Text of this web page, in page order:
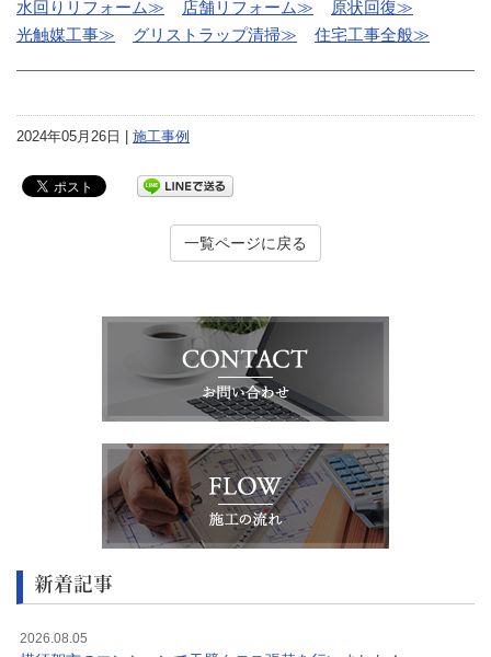
水回りリフォーム≫
店舗リフォーム≫
原状回復≫
光触媒工事≫
グリストラップ清掃≫ 住宅工事全般≫
2024年05月26日 | 施工事例
一覧ページに戻る
新着記事
2026.08.05